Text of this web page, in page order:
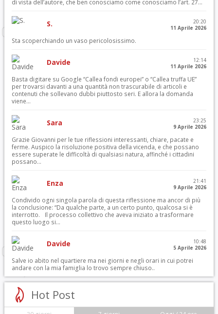
di vista dell’autore, che ben conosciamo come conosciamo l’art. 27...
S.
20:20
11 Aprile 2026
Sta scoperchiando un vaso pericolosissimo.
Davide
12:14
11 Aprile 2026
Basta digitare su Google “Callea fondi europei” o “Callea truffa UE”
per trovarsi davanti a una quantità non trascurabile di articoli e
contenuti che sollevano dubbi piuttosto seri. E allora la domanda
viene...
Sara
23:25
9 Aprile 2026
Grazie Giovanni per le tue riflessioni interessanti, chiare, pacate e
ferme. Auspico la risoluzione positiva della vicenda, e che possano
essere superate le difficoltà di qualsiasi natura, affinché i cittadini
possano...
Enza
21:41
9 Aprile 2026
Condivido ogni singola parola di questa riflessione ma ancor di più
la conclusione: “Da qualche parte, a un certo punto, qualcosa si è
interrotto. Il processo collettivo che aveva iniziato a trasformare
questo luogo si...
Davide
10:48
5 Aprile 2026
Salve io abito nel quartiere ma nei giorni e negli orari in cui potrei
andare con la mia famiglia lo trovo sempre chiuso..
Hot Post